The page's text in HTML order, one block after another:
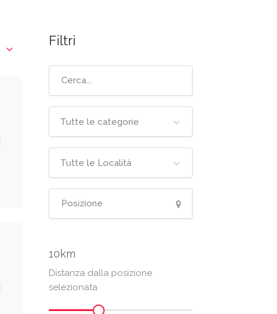
Filtri
Tutte le categorie
Tutte le Località
10
Distanza dalla posizione
selezionata